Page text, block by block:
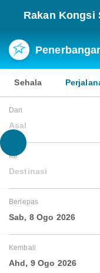
Rakan Kongsi
Sehala
Dari
Asal
Ke
Destinasi
Berlepas
Sab, 8 Ogo 2026
Kembali
Ahd, 9 Ogo 2026